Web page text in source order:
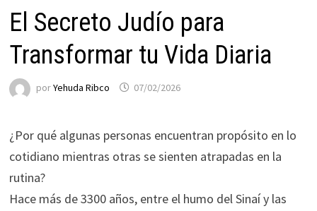
El Secreto Judío para
Transformar tu Vida Diaria
porYehuda Ribco 07/02/2026
¿Por qué algunas personas encuentran propósito en lo
cotidiano mientras otras se sienten atrapadas en la
rutina?
Hace más de 3300 años, entre el humo del Sinaí y las